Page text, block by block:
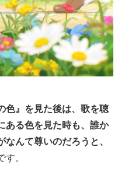
色』を見た後は、歌を聴
ある色を見た時も、誰か
んて尊いのだろうと、
す。